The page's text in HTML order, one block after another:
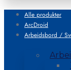
Alle produkter
ArcDroid
Arbeidsbord /